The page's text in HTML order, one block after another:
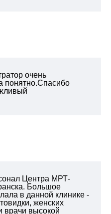
очень
понятно.Спасибо
Центра МРТ-
Большое
в данной клинике -
женских
врачи высокой